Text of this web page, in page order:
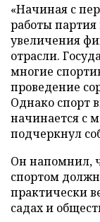
«Начиная с
работы партия
увеличения
отрасли.
многие
проведение
Однако спорт
начинается с
подчеркнул
Он напомнил,
спортом
практически
садах и